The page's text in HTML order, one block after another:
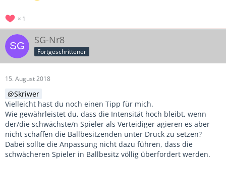
1
SG-Nr8
Fortgeschrittener
15. August 2018
Skriwer
Vielleicht hast du noch einen Tipp für mich.
Wie gewährleistet du, dass die Intensität hoch bleibt, wenn
der/die schwächste/n Spieler als Verteidiger agieren es aber
nicht schaffen die Ballbesitzenden unter Druck zu setzen?
Dabei sollte die Anpassung nicht dazu führen, dass die
schwächeren Spieler in Ballbesitz völlig überfordert werden.